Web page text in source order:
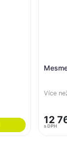
Více
12
s DPH